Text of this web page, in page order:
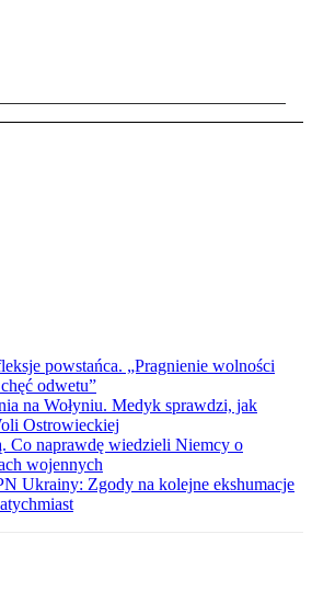
powstańca. „Pragnienie wolności
odwetu”
na Wołyniu. Medyk sprawdzi, jak
Ostrowieckiej
Co naprawdę wiedzieli Niemcy o
wojennych
Ukrainy: Zgody na kolejne ekshumacje